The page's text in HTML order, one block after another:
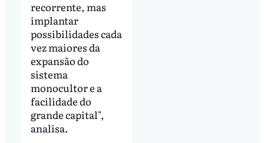
recorrente, mas
implantar
possibilidades cada
vez maiores da
expansão do
sistema
monocultor e a
facilidade do
grande capital",
analisa.